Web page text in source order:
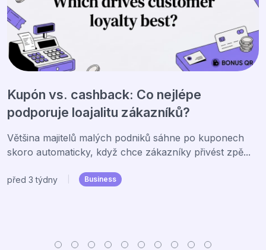
Kupón vs. cashback: Co nejlépe
podporuje loajalitu zákazníků?
Většina majitelů malých podniků sáhne po kuponech
skoro automaticky, když chce zákazníky přivést zpě...
před 3 týdny Business